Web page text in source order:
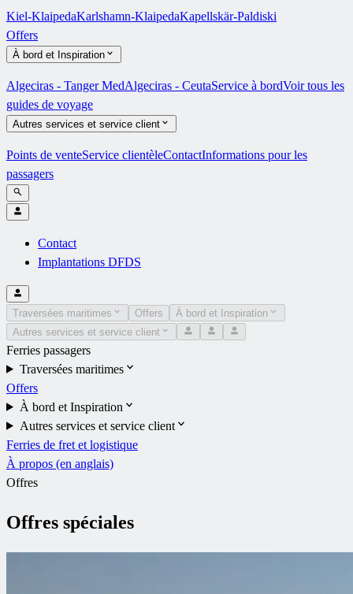
Kiel-KlaipedaKarlshamn-KlaipedaKapellskär-Paldiski
Offers
À bord et Inspiration
Algeciras - Tanger MedAlgeciras - CeutaService à bordVoir tous les
guides de voyage
Autres services et service client
Points de venteService clientèleContactInformations pour les
passagers
Contact
Implantations DFDS
Traversées maritimes Offers
À bord et Inspiration
Autres services et service client
Ferries passagers
Traversées maritimes
Offers
À bord et Inspiration
Autres services et service client
Ferries de fret et logistique
À propos (en anglais)
Offres
Offres spéciales